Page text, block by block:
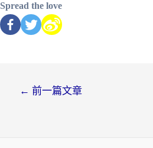
Spread the love
← 前一篇文章